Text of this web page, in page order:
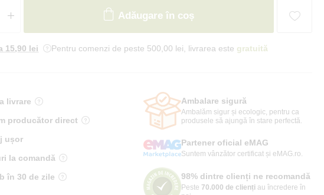
Adăugare în coș
15,90 lei Pentru comenzi de peste 500,00 lei, livrarea este gratuită
livrare
producător direct
ușor
la comandă
în 30 de zile
Ambalare sigură
Ambalăm sigur și ecologic, pentru ca
produsele să ajungă în stare perfectă.
Partener oficial eMAG
Suntem vânzător certificat și eMAG.ro.
98% dintre clienți ne recomandă
Peste 70.000 de clienți au încredere în